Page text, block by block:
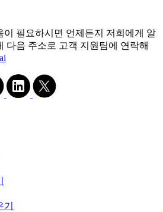
이 필요하시면 언제든지 저희에게 알
다음 주소로 고객 지원팀에 연락해